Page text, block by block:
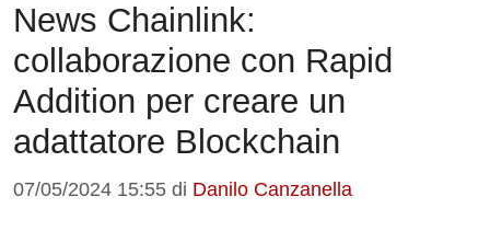
News Chainlink:
collaborazione con Rapid
Addition per creare un
adattatore Blockchain
07/05/2024 15:55 di Danilo Canzanella